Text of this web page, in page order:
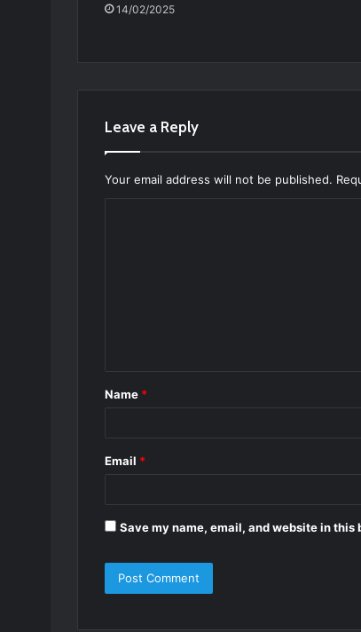
14/02/2025
Leave a Reply
Your email address will not be published.
*
Name *
Email *
Save my name, email, and website in